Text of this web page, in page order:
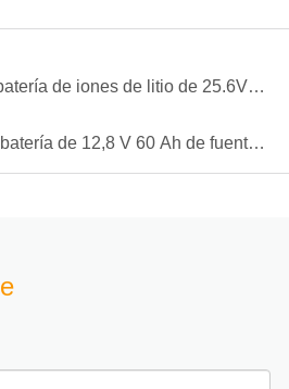
de iones de litio de 25.6V
eléctrica
de 12,8 V 60 Ah de fuente
portátil industrial